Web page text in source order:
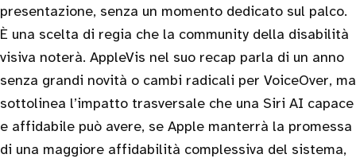
presentazione, senza un momento dedicato sul palco.
È una scelta di regia che la community della disabilità
visiva noterà. AppleVis nel suo recap parla di un anno
senza grandi novità o cambi radicali per VoiceOver, ma
sottolinea l’impatto trasversale che una Siri AI capace
e affidabile può avere, se Apple manterrà la promessa
di una maggiore affidabilità complessiva del sistema,